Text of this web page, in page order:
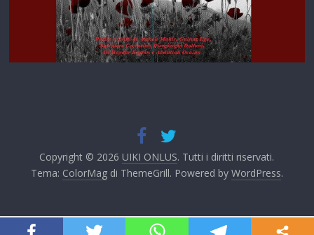
Copyright © 2026 UIKI ONLUS. Tutti i diritti riservati.
Tema: ColorMagdi ThemeGrill. Powered by WordPress.